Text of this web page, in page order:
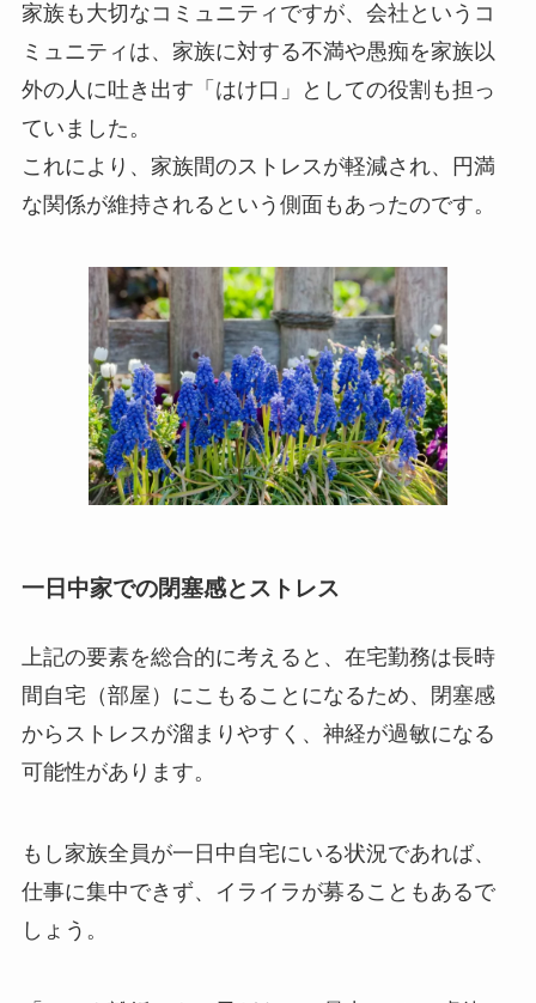
家族も大切なコミュニティですが、会社というコ
ミュニティは、家族に対する不満や愚痴を家族以
外の人に吐き出す「はけ口」としての役割も担っ
ていました。
これにより、家族間のストレスが軽減され、円満
な関係が維持されるという側面もあったのです。
一日中家での閉塞感とストレス
上記の要素を総合的に考えると、在宅勤務は長時
間自宅（部屋）にこもることになるため、閉塞感
からストレスが溜まりやすく、神経が過敏になる
可能性があります。
もし家族全員が一日中自宅にいる状況であれば、
仕事に集中できず、イライラが募ることもあるで
しょう。